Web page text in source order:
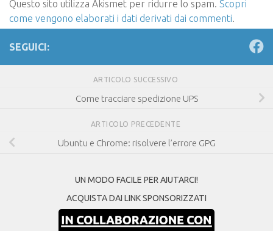
Questo sito utilizza Akismet per ridurre lo spam. Scopri
come vengono elaborati i dati derivati dai commenti.
SEGUICI:
ARTICOLO SUCCESSIVO
Come tracciare spedizione UPS
ARTICOLO PRECEDENTE
Ubuntu e Chrome: risolvere l’errore GPG
UN MODO FACILE PER AIUTARCI!
ACQUISTA DAI LINK SPONSORIZZATI